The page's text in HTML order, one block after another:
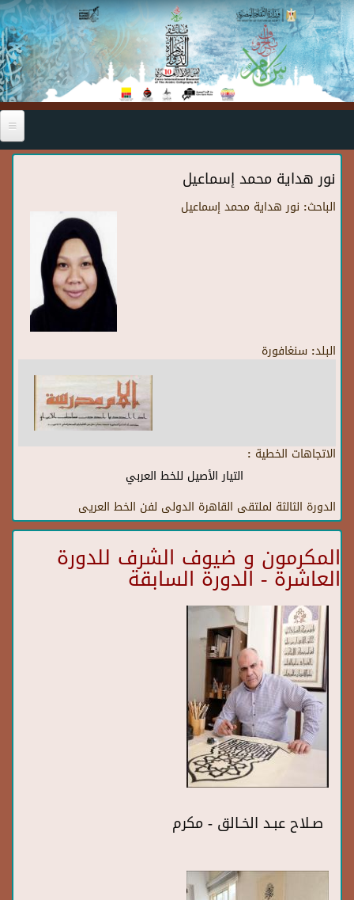
Skip to main content
نور هداية محمد إسماعيل
الباحث: نور هداية محمد إسماعيل
البلد: سنغافورة
الاتجاهات الخطية :
التيار الأصيل للخط العربي
الدورة الثالثة لملتقى القاهرة الدولى لفن الخط العريى
المكرمون و ضيوف الشرف للدورة
العاشرة - الدورة السابقة
صـلاح عبـد الخـالق - مكرم